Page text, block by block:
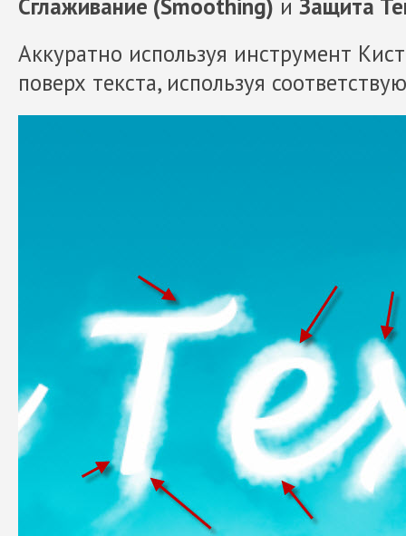
Сглаживание (Smoothing) и Защита
Аккуратно используя инструмент
поверх текста, используя